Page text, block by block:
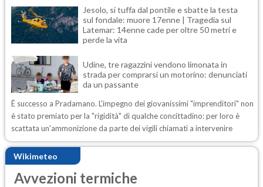
Jesolo, si tuffa dal pontile e sbatte la testa
sul fondale: muore 17enne | Tragedia sul
Latemar: 14enne cade per oltre 50 metri e
perde la vita
Udine, tre ragazzini vendono limonata in
strada per comprarsi un motorino: denunciati
da un passante
È successo a Pradamano. L'impegno dei giovanissimi "imprenditori" non
è stato premiato per la "rigidità" di qualche concittadino: per loro è
scattata un'ammonizione da parte dei vigili chiamati a intervenire
Wikimeteo
Avvezioni termiche